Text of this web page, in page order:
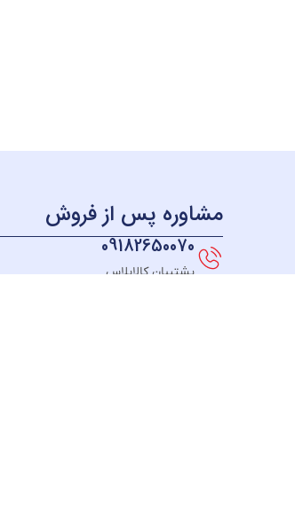
مشاوره پس از فروش
09182650070
پشتیبان کالاپلاس